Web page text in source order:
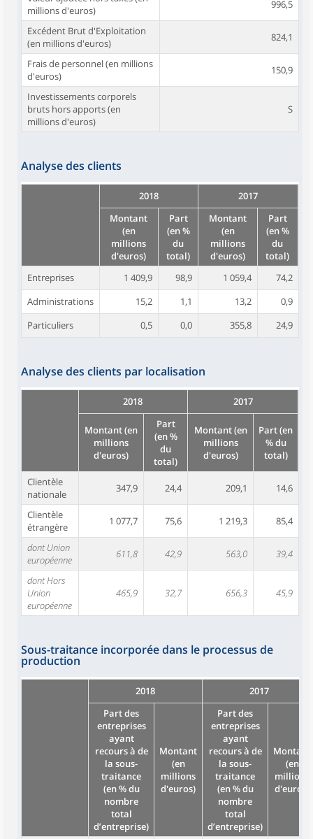
millions d'euros)
996,5
Excédent Brut d'Exploitation
(en millions d'euros)
824,1
Frais de personnel (en millions
d'euros)
150,9
Investissements corporels
bruts hors apports (en
millions d'euros)
S
Analyse des clients
2018
2017
Montant
(en
millions
d'euros)
Part
(en %
du
total)
Montant
(en
millions
d'euros)
Part
(en %
du
total)
Entreprises
1 409,9 98,9 1 059,4
74,2
Administrations
15,2 1,1 13,2
0,9
Particuliers
0,5 0,0 355,8 24,9
Analyse des clients par localisation
2018 2017
Montant (en
millions
d'euros)
Part
(en %
du
total)
Montant (en
millions
d'euros)
Part (en
% du
total)
Clientèle
nationale
347,9 24,4 209,1 14,6
Clientèle
étrangère
1 077,7 75,6 1 219,3 85,4
dont Union
européenne
611,8 42,9 563,0 39,4
dont Hors
Union
européenne
465,9 32,7 656,3 45,9
Sous-traitance incorporée dans le processus de
production
2018
2017
Part des
entreprises
ayant
recours à de
la sous-
traitance
(en % du
nombre
total
d’entreprise)
Montant
(en
millions
d'euros)
Part des
entreprises
ayant
recours à de
la sous-
traitance
(en % du
nombre
total
d’entreprise)
Montant
(en
millions
d'euros)